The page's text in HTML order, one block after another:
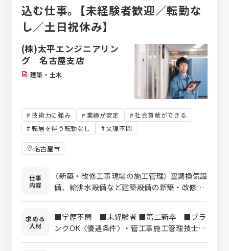
込む仕事。【未経験者歓迎／転勤な
し／土日祝休み】
(株)太平エンジニアリン
グ 名古屋支店
建築・土木
技術力に強み 業績が安定
社会貢献ができる
転居を伴う転勤なし
文理不問
名古屋市
仕事
内容
〈新築・改修工事現場の施工管理〉 空調換気設
備、給排水設備など建築設備の新築・改修工
注、 施工図の作成を行っていただきます。
（CADソフト：Rebroを使用） 基本的に転勤は
なく、東海エリア内の現場となります。
求める
人材
■学歴不問 ■未経験者 ■第二新卒 ■ブラ
ンクOK 〈優遇条件〉 ・管工事施工管理技士（1